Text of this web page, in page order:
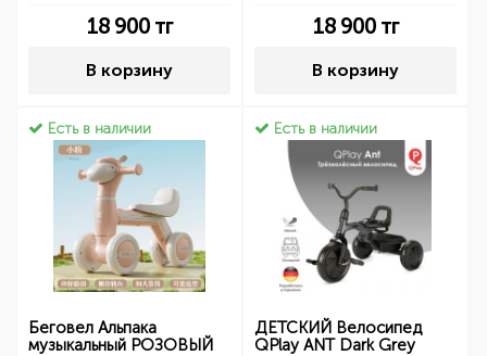
18 900тг
В корзину
18 900тг
В корзину
Есть в наличии
Беговел Альпака
музыкальный РОЗОВЫЙ
Есть в наличии
ДЕТСКИЙ Велосипед
QPlay ANT Dark Grey